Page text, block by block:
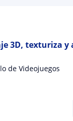
3D, texturiza
de Videojuegos